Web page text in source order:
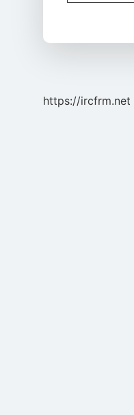
https://ircfrm.net